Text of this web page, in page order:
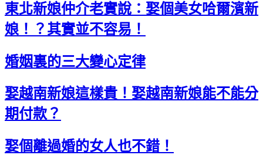
東北新娘仲介老實說：娶個美女哈爾濱新
娘！？其實並不容易！
婚姻裏的三大變心定律
娶越南新娘這樣貴！娶越南新娘能不能分
期付款？
娶個離過婚的女人也不錯！